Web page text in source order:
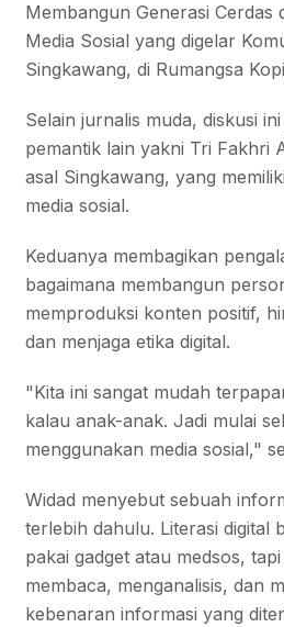
Membangun Generasi Cerdas
Media Sosial yang digelar
Singkawang, di Rumangsa
Selain jurnalis muda, diskusi
pemantik lain yakni Tri Fakhri
asal Singkawang, yang
media sosial.
Keduanya membagikan
bagaimana membangun
memproduksi konten positif,
dan menjaga etika digital.
"Kita ini sangat mudah
kalau anak-anak. Jadi mulai
menggunakan media sosial,"
Widad menyebut sebuah
terlebih dahulu. Literasi digital
pakai gadget atau medsos,
membaca, menganalisis, dan
kebenaran informasi yang